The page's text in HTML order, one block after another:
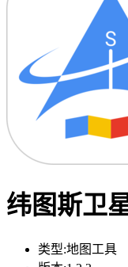
纬图斯卫
类型:地图工具